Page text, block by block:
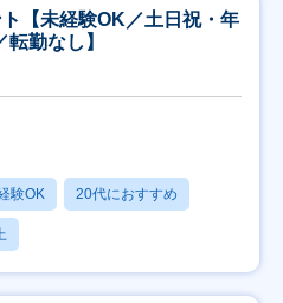
ト【未経験OK／土日祝・年
勤なし】
験OK 20代におすすめ